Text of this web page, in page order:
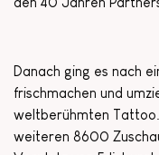
Danach ging es nach
frischmachen und
weltberühmten
weiteren 8600